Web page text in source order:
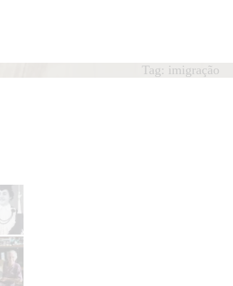
Tag: imigração
Cátedra
António Lobo Antunes
CÁTEDRA
NOTÍCIAS
EQUIPA
CONTACTO